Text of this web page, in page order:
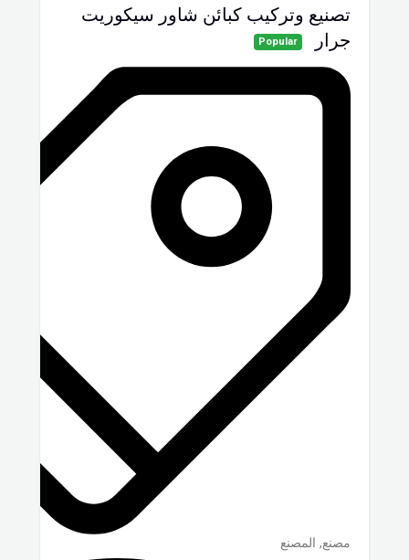
تصنيع وتركيب كبائن شاور سيكوريت
جرار
Popular
مصنع, المصنع